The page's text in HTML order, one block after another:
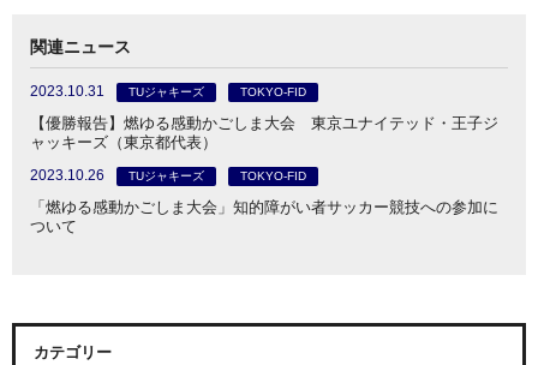
関連ニュース
2023.10.31 TUジャキーズ TOKYO-FID
【優勝報告】燃ゆる感動かごしま大会 東京ユナイテッド・王子ジ
ャッキーズ（東京都代表）
2023.10.26 TUジャキーズ TOKYO-FID
「燃ゆる感動かごしま大会」知的障がい者サッカー競技への参加に
ついて
カテゴリー